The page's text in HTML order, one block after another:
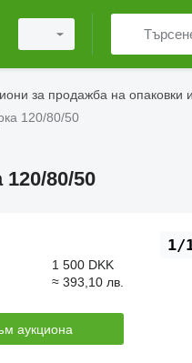
за продажба на опаковки
120/80/50
80/50
1/
1 500 DKK
≈ 393,10 лв.
аукциона